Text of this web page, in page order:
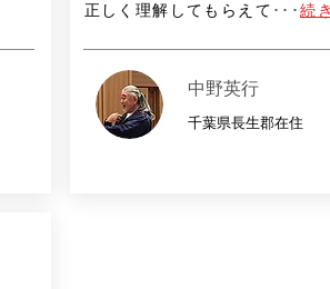
正しく理解してもらえて ･･･続
中野英行
千葉県長生郡在住